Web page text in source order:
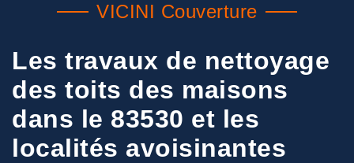
VICINI Couverture
Les travaux de nettoyage
des toits des maisons
dans le 83530 et les
localités avoisinantes